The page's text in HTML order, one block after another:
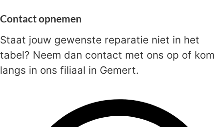
Contact opnemen
Staat jouw gewenste reparatie niet in het
tabel? Neem dan contact met ons op of kom
langs in ons filiaal in Gemert.